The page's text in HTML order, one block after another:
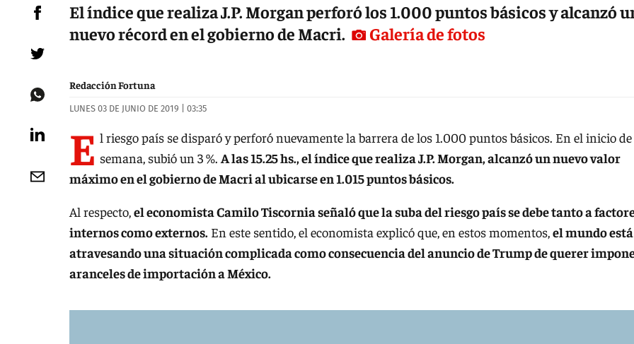
El índice que realiza J.P. Morgan perforó los 1.000 puntos básicos y alcanzó
nuevo récord en el gobierno de Macri.
Galería de fotos
Redacción Fortuna
LUNES 03 DE JUNIO DE 2019 | 03:35
E l riesgo país se disparó y perforó nuevamente la barrera de los 1.000 puntos básicos. En el inicio de
semana, subió un 3 %. A las 15.25 hs., el índice que realiza J.P. Morgan, alcanzó un nuevo valor
máximo en el gobierno de Macri al ubicarse en 1.015 puntos básicos.
Al respecto,el economista Camilo Tiscornia señaló que la suba del riesgo país se debe tanto a
internos como externos. En este sentido, el economista explicó que, en estos momentos,el mundo está
atravesando una situación complicada como consecuencia del anuncio de Trump de querer
aranceles de importación a México.